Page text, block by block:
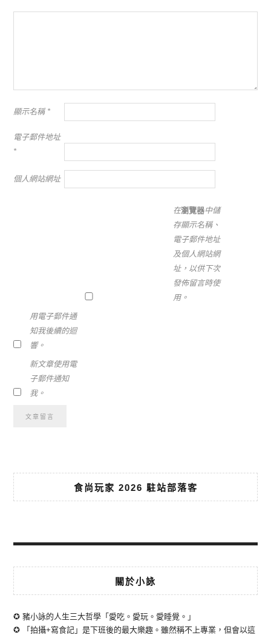
顯示名稱 *
電子郵件地址
*
個人網站網址
在瀏覽器中儲
存顯示名稱、
電子郵件地址
及個人網站網
址，以供下次
發佈留言時使
用。
用電子郵件通
知我後續的迴
響。
新文章使用電
子郵件通知
我。
食尚玩家 2026 駐站部落客
關於小詠
✪ 豬小詠的人生三大哲學「愛吃。愛玩。愛睡覺。」
✪ 「拍攝+寫食記」是下班後的最大樂趣。雖然稱不上專業，但會以這